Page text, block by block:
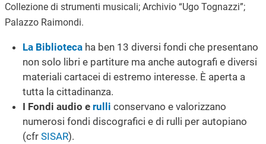
Collezione di strumenti musicali; Archivio “Ugo Tognazzi”;
Palazzo Raimondi.
La Bibliotecaha ben 13 diversi fondi che presentano
non solo libri e partiture ma anche autografi e diversi
materiali cartacei di estremo interesse. È aperta a
tutta la cittadinanza.
I Fondi audio e rulli conservano e valorizzano
numerosi fondi discografici e di rulli per autopiano
(cfr SISAR).